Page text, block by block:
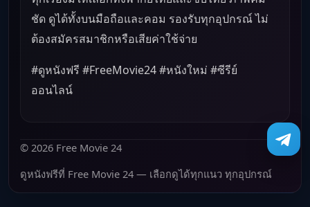
ชัด ดูได้ทั้งบนมือถือและคอม รองรับทุกอุปกรณ์ ไม่
ต้องสมัครสมาชิกหรือเสียค่าใช้จ่าย
#ดูหนังฟรี #FreeMovie24 #หนังใหม่ #ซีรีย์
ออนไลน์
© 2026 Free Movie 24
ดูหนังฟรีที่ Free Movie 24 — เลือกดูได้ทุกแนว ทุกอุปกรณ์